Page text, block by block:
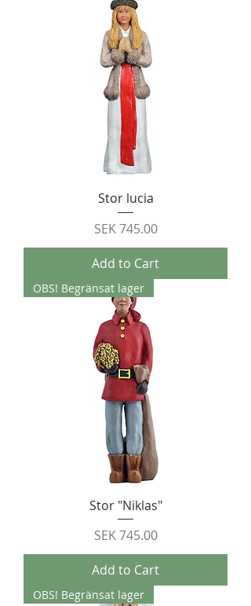
Stor lucia
Price
SEK 745.00
Add to Cart
OBS! Begränsat lager
Stor "Niklas"
Price
SEK 745.00
Add to Cart
OBS! Begränsat lager